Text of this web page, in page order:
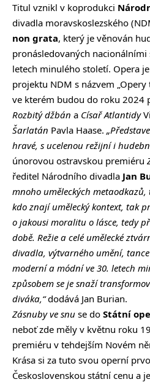
Titul vznikl v koprodukci
divadla moravskoslezského
non grata, který je věnován
pronásledovaných nacionálními
letech minulého století. Opera
projektu NDM s názvem „Opery
ve kterém budou do roku 2024
Rozbitý džbán a Císař Atlantidy
Šarlatán Pavla Haase.
hravé, s ucelenou režijní i
únorovou ostravskou premiéru
ředitel Národního divadla Jan
mnoho uměleckých
kdo znají umělecký kontext, tak
o jakousi moralitu o lásce, tedy
době. Režie a celé umělecké
divadla, výtvarného umění,
moderní a módní ve 30. letech
způsobem se je snaží
diváka,“dodává Jan Burian.
Zásnuby ve snu se do Státní
neboť zde měly v květnu roku
premiéru v tehdejším Novém
Krása si za tuto svou operní
Československou státní cenu a